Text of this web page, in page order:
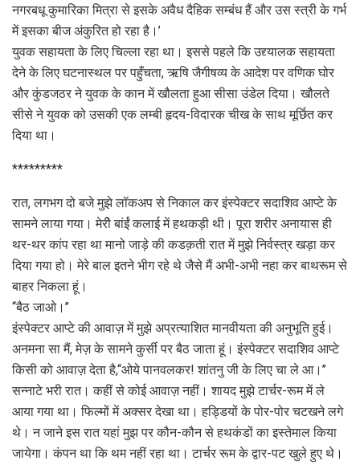
नगरबधू कुमारिका मित्रा से इसके अवैध दैहिक सम्बंध हैं और उस स्त्री के गर्भ
में इसका बीज अंकुरित हो रहा है।’
युवक सहायता के लिए चिल्ला रहा था। इससे पहले कि उद्द्यालक सहायता
देने के लिए घटनास्थल पर पहुँचता, ऋषि जैगीषव्य के आदेश पर वणिक घोर
और कुंडजठर ने युवक के कान में खौलता हुआ सीसा उंडेल दिया। खौलते
सीसे ने युवक को उसकी एक लम्बी हृदय-विदारक चीख के साथ मूर्छित कर
दिया था।
*********
रात, लगभग दो बजे मुझे लॉकअप से निकाल कर इंस्पेक्टर सदाशिव आप्टे के
सामने लाया गया। मेरीे बांईं कलाई में हथकड़ी थी। पूरा शरीर अनायास ही
थर-थर कांप रहा था मानो जाड़े की कडक़ती रात में मुझे निर्वस्त्र खड़ा कर
दिया गया हो। मेरे बाल इतने भीग रहे थे जैसे मैं अभी-अभी नहा कर बाथरूम से
बाहर निकला हूं।
‘‘बैठ जाओ।’’
इंस्पेक्टर आप्टे की आवाज़ में मुझे अप्रत्याशित मानवीयता की अनुभूति हुई।
अनमना सा मैं, मेज़ के सामने कुर्सी पर बैठ जाता हूं। इंस्पेक्टर सदाशिव आप्टे
किसी को आवाज़ देता है,‘‘ओये पानवलकर! शांतनु जी के लिए चा ले आ।’’
सन्नाटे भरी रात। कहीं से कोई आवाज़ नहीं। शायद मुझे टार्चर-रूम में ले
आया गया था। फिल्मों में अक्सर देखा था। हड्डियों के पोर-पोर चटखने लगे
थे। न जाने इस रात यहां मुझ पर कौन-कौन से हथकंडों का इस्तेमाल किया
जायेगा। कंपन था कि थम नहीं रहा था। टार्चर रूम के द्वार-पट खुले हुए थे।